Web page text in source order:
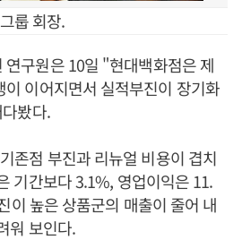
룹 회장.
연구원은 10일 "현대백화점은 제
이어지면서 실적부진이 장기화
봤다.
존점 부진과 리뉴얼 비용이 겹치
기간보다 3.1%, 영업이익은 11.
이 높은 상품군의 매출이 줄어 내
워 보인다.